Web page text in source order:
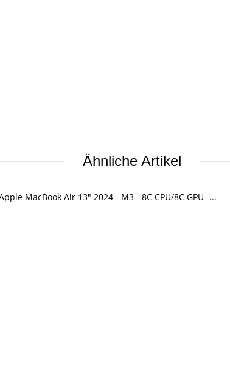
Ähnliche Artikel